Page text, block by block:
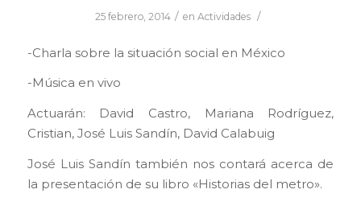
25 febrero, 2014 / enActividades /
-Charla sobre la situación social en México
-Música en vivo
Actuarán: David Castro, Mariana Rodríguez,
Cristian, José Luis Sandín, David Calabuig
José Luis Sandín también nos contará acerca de
la presentación de su libro «Historias del metro».